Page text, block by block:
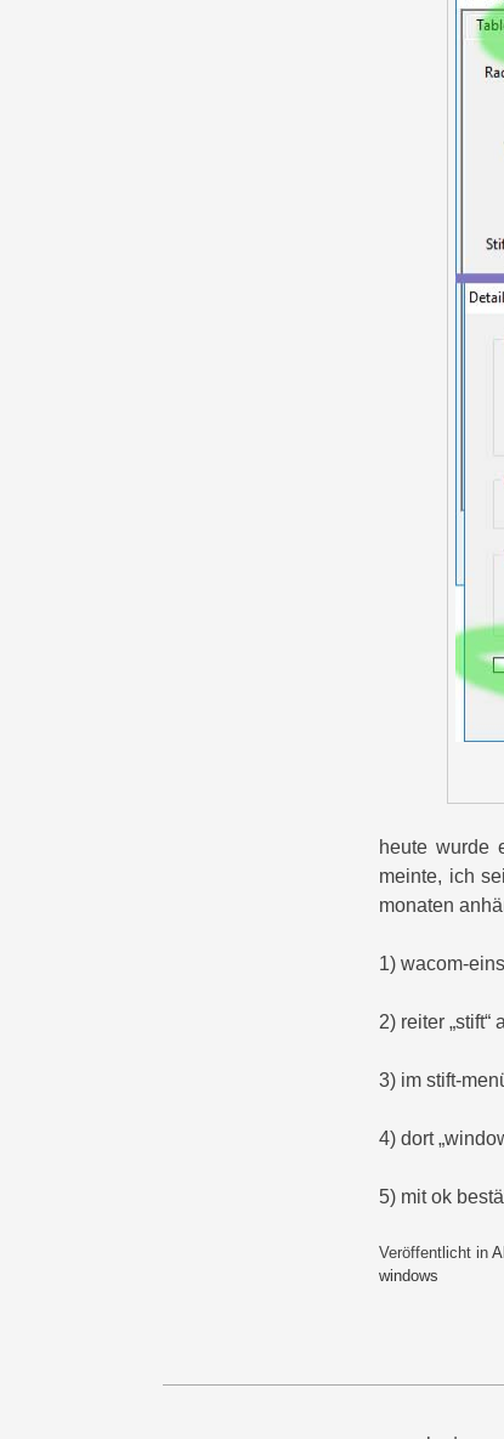
heute wurde
meinte, ich
monaten
1) wacom-
2) reiter „stift“
3) im stift-
4) dort
5) mit ok
Veröffentlicht in
windows